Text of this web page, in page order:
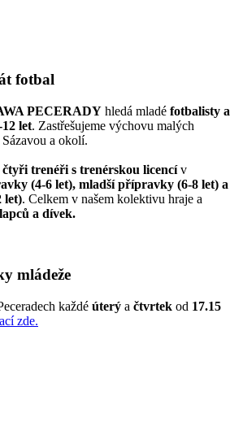
fotbal
PECERADY hledá mladé fotbalisty a
let. Zastřešujeme výchovu malých
a okolí.
čtyři trenéři s trenérskou licencív
(4-6 let), mladší přípravky (6-8 let) a
let). Celkem v našem kolektivu hraje a
a dívek.
mládeže
každé úterý a čtvrtek od 17.15
zde.